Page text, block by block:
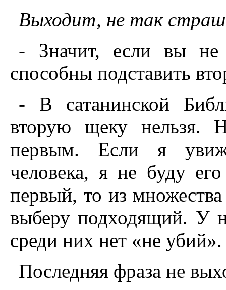
Выходит, не тaк
- Значит, если вы не
способны подставить
- В сатанинской
вторую щеку нельзя.
первым. Если я
человека, я не буду
первый, то из
выберу подходящий. У
среди них нет «не убий».
Последняя фраза не